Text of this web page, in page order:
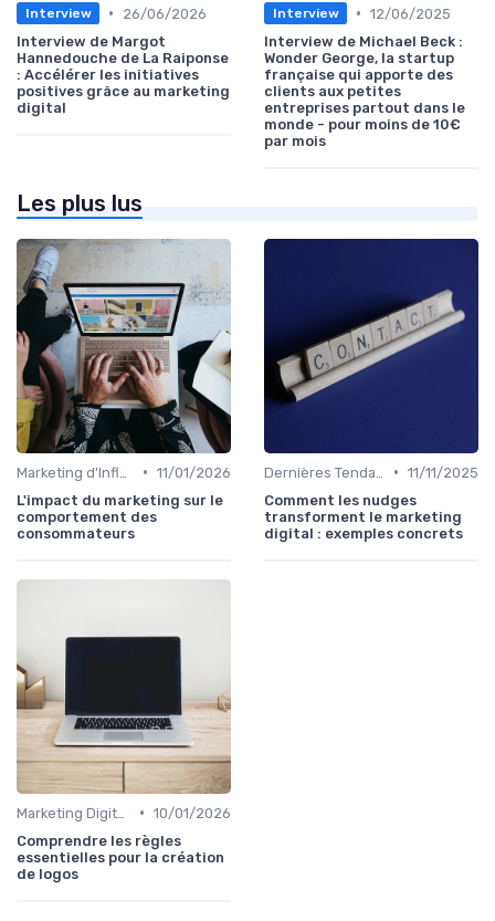
Interview •
26/06/2026
Interview de Margot
Hannedouche de La Raiponse
: Accélérer les initiatives
positives grâce au marketing
digital
Interview • 12/06/2025
Interview de Michael Beck :
Wonder George, la startup
française qui apporte des
clients aux petites
entreprises partout dans le
monde - pour moins de 10€
par mois
Les plus lus
• 11/01/2026
L'impact du marketing sur le
comportement des
consommateurs
• 11/11/2025
Comment les nudges
transforment le marketing
digital : exemples concrets
• 10/01/2026
Comprendre les règles
essentielles pour la création
de logos